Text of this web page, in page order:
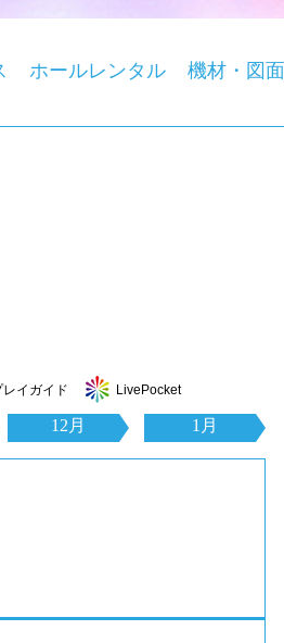
ホールレンタル 機材・図面
イガイド LivePocket
12月 1月